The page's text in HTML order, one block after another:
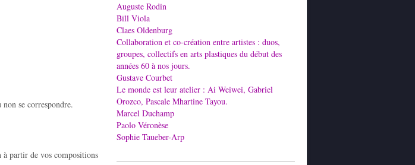
se correspondre.
à partir de vos compositions
Auguste Rodin
Bill Viola
Claes Oldenburg
Collaboration et co-création entre artistes : duos,
groupes, collectifs en arts plastiques du début des
années 60 à nos jours.
Gustave Courbet
Le monde est leur atelier : Ai Weiwei, Gabriel
Orozco, Pascale Mhartine Tayou.
Marcel Duchamp
Paolo Véronèse
Sophie Taueber-Arp